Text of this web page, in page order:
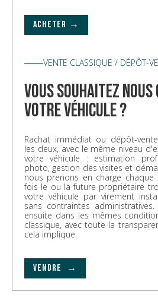
ACHETER →
VENTE CLASSIQUE / DÉPÔT-
vous souhaitez
votre véhicule ?
Rachat immédiat ou dépôt-
les deux, avec le même niveau
votre véhicule : estimation
photo, gestion des visites et
nous prenons en charge
fois le ou la future propriétaire
votre véhicule par virement
sans contraintes
ensuite dans les mêmes
classique, avec toute la
cela implique.
VENDRE →